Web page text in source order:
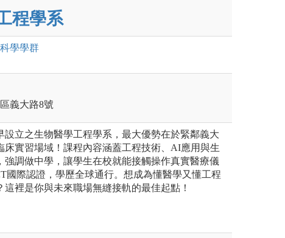
程學系
學學群
義大路8號
設立之生物醫學工程學系，最大優勢在於緊鄰義大
床實習場域！課程內容涵蓋工程技術、AI應用與生
強調做中學，讓學生在校就能接觸操作真實醫療儀
國際認證，學歷全球通行。想成為懂醫學又懂工程
這裡是你與未來職場無縫接軌的最佳起點！